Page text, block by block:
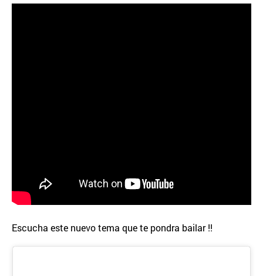
Escucha este nuevo tema que te pondra bailar !!